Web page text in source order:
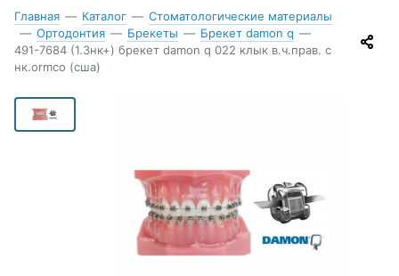
Главная — Каталог — Стоматологические материалы
— Ортодонтия — Брекеты — Брекет damon q —
491-7684 (1.3нк+) брекет damon q 022 клык в.ч.прав. с
нк.ormco (сша)